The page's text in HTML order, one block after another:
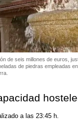
de seis millones de euros,
de piedras empleadas
a las 23:45 h.